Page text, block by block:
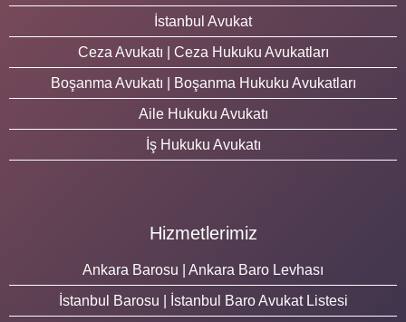
İstanbul Avukat
Ceza Avukatı | Ceza Hukuku Avukatları
Boşanma Avukatı | Boşanma Hukuku Avukatları
Aile Hukuku Avukatı
İş Hukuku Avukatı
Hizmetlerimiz
Ankara Barosu | Ankara Baro Levhası
İstanbul Barosu | İstanbul Baro Avukat Listesi